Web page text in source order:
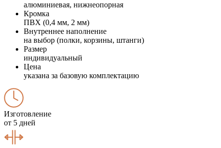
алюминиевая, нижнеопорная
Кромка
ПВХ (0,4 мм, 2 мм)
Внутреннее наполнение
на выбор (полки, корзины, штанги)
Размер
индивидуальный
Цена
указана за базовую комплектацию
Изготовление
от 5 дней